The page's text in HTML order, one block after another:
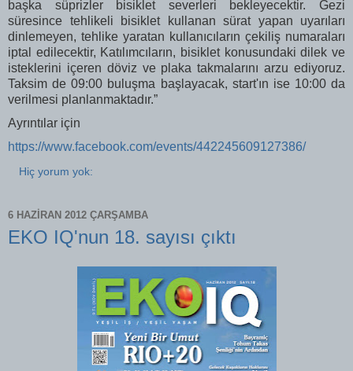
başka süprizler bisiklet severleri bekleyecektir.
Gezi
süresince tehlikeli bisiklet kullanan sürat yapan uyarıları
dinlemeyen, tehlike yaratan kullanıcıların çekiliş numaraları
iptal edilecektir, Katılımcıların, bisiklet konusundaki dilek ve
isteklerini içeren döviz ve plaka takmalarını arzu ediyoruz.
Taksim de 09:00 buluşma başlayacak, start'ın ise 10:00 da
verilmesi planlanmaktadır.”
Ayrıntılar için
https://www.facebook.com/events/442245609127386/
Hiç yorum yok:
6 HAZIRAN 2012 ÇARŞAMBA
EKO IQ'nun 18. sayısı çıktı